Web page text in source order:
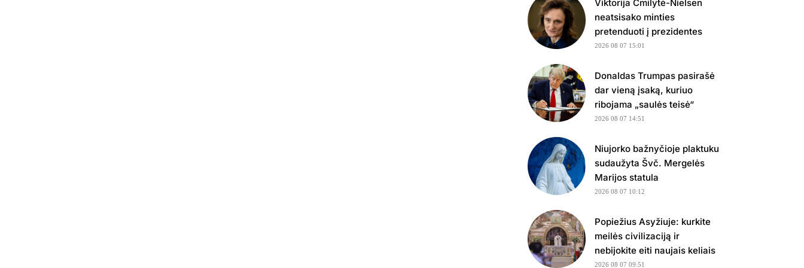
Viktorija Čmilytė-Nielsen
neatsisako minties
pretenduoti į prezidentes
2026 08 07 15:01
Donaldas Trumpas pasirašė
dar vieną įsaką, kuriuo
ribojama „saulės teisė“
2026 08 07 14:51
Niujorko bažnyčioje plaktuku
sudaužyta Švč. Mergelės
Marijos statula
2026 08 07 10:12
Popiežius Asyžiuje: kurkite
meilės civilizaciją ir
nebijokite eiti naujais keliais
2026 08 07 09:51